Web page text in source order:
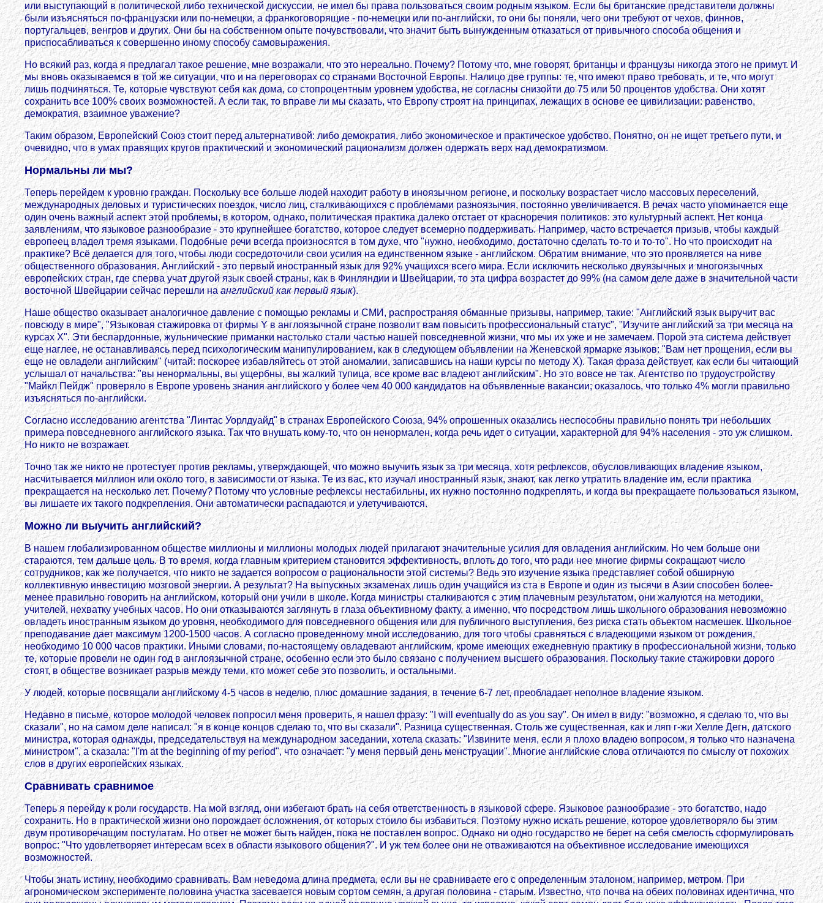
или выступающий в политической либо технической дискуссии, не имел бы права пользоваться своим родным языком. Если бы британские представители должны
были изъясняться по-французски или по-немецки, а франкоговорящие - по-немецки или по-английски, то они бы поняли, чего они требуют от чехов, финнов,
португальцев, венгров и других. Они бы на собственном опыте почувствовали, что значит быть вынужденным отказаться от привычного способа общения и
приспосабливаться к совершенно иному способу самовыражения.
Но всякий раз, когда я предлагал такое решение, мне возражали, что это нереально. Почему? Потому что, мне говорят, британцы и французы никогда этого не примут. И
мы вновь оказываемся в той же ситуации, что и на переговорах со странами Восточной Европы. Налицо две группы: те, что имеют право требовать, и те, что могут
лишь подчиняться. Те, которые чувствуют себя как дома, со стопроцентным уровнем удобства, не согласны снизойти до 75 или 50 процентов удобства. Они хотят
сохранить все 100% своих возможностей. А если так, то вправе ли мы сказать, что Европу строят на принципах, лежащих в основе ее цивилизации: равенство,
демократия, взаимное уважение?
Таким образом, Европейский Союз стоит перед альтернативой: либо демократия, либо экономическое и практическое удобство. Понятно, он не ищет третьего пути, и
очевидно, что в умах правящих кругов практический и экономический рационализм должен одержать верх над демократизмом.
Нормальны ли мы?
Теперь перейдем к уровню граждан. Поскольку все больше людей находит работу в иноязычном регионе, и поскольку возрастает число массовых переселений,
международных деловых и туристических поездок, число лиц, сталкивающихся с проблемами разноязычия, постоянно увеличивается. В речах часто упоминается еще
один очень важный аспект этой проблемы, в котором, однако, политическая практика далеко отстает от красноречия политиков: это культурный аспект. Нет конца
заявлениям, что языковое разнообразие - это крупнейшее богатство, которое следует всемерно поддерживать. Например, часто встречается призыв, чтобы каждый
европеец владел тремя языками. Подобные речи всегда произносятся в том духе, что "нужно, необходимо, достаточно сделать то-то и то-то". Но что происходит на
практике? Всё делается для того, чтобы люди сосредоточили свои усилия на единственном языке - английском. Обратим внимание, что это проявляется на ниве
общественного образования. Английский - это первый иностранный язык для 92% учащихся всего мира. Если исключить несколько двуязычных и многоязычных
европейских стран, где сперва учат другой язык своей страны, как в Финляндии и Швейцарии, то эта цифра возрастет до 99% (на самом деле даже в значительной части
восточной Швейцарии сейчас перешли наанглийский как первый язык).
Наше общество оказывает аналогичное давление с помощью рекламы и СМИ, распространяя обманные призывы, например, такие: "Английский язык выручит вас
повсюду в мире", "Языковая стажировка от фирмы Y в англоязычной стране позволит вам повысить профессиональный статус", "Изучите английский за три месяца на
курсах X". Эти беспардонные, жульнические приманки настолько стали частью нашей повседневной жизни, что мы их уже и не замечаем. Порой эта система действует
еще наглее, не останавливаясь перед психологическим манипулированием, как в следующем объявлении на Женевской ярмарке языков: "Вам нет прощения, если вы
еще не овладели английским" (читай: поскорее избавляйтесь от этой аномалии, записавшись на наши курсы по методу X). Такая фраза действует, как если бы читающий
услышал от начальства: "вы ненормальны, вы ущербны, вы жалкий тупица, все кроме вас владеют английским". Но это вовсе не так. Агентство по трудоустройству
"Майкл Пейдж" проверяло в Европе уровень знания английского у более чем 40 000 кандидатов на объявленные вакансии; оказалось, что только 4% могли правильно
изъясняться по-английски.
Согласно исследованию агентства "Линтас Уорлдуайд" в странах Европейского Союза, 94% опрошенных оказались неспособны правильно понять три небольших
примера повседневного английского языка. Так что внушать кому-то, что он ненормален, когда речь идет о ситуации, характерной для 94% населения - это уж слишком.
Но никто не возражает.
Точно так же никто не протестует против рекламы, утверждающей, что можно выучить язык за три месяца, хотя рефлексов, обусловливающих владение языком,
насчитывается миллион или около того, в зависимости от языка. Те из вас, кто изучал иностранный язык, знают, как легко утратить владение им, если практика
прекращается на несколько лет. Почему? Потому что условные рефлексы нестабильны, их нужно постоянно подкреплять, и когда вы прекращаете пользоваться языком,
вы лишаете их такого подкрепления. Они автоматически распадаются и улетучиваются.
Можно ли выучить английский?
В нашем глобализированном обществе миллионы и миллионы молодых людей прилагают значительные усилия для овладения английским. Но чем больше они
стараются, тем дальше цель. В то время, когда главным критерием становится эффективность, вплоть до того, что ради нее многие фирмы сокращают число
сотрудников, как же получается, что никто не задается вопросом о рациональности этой системы? Ведь это изучение языка представляет собой обширную
коллективную инвестицию мозговой энергии. А результат? На выпускных экзаменах лишь один учащийся из ста в Европе и один из тысячи в Азии способен более-
менее правильно говорить на английском, который они учили в школе. Когда министры сталкиваются с этим плачевным результатом, они жалуются на методики,
учителей, нехватку учебных часов. Но они отказываются заглянуть в глаза объективному факту, а именно, что посредством лишь школьного образования невозможно
овладеть иностранным языком до уровня, необходимого для повседневного общения или для публичного выступления, без риска стать объектом насмешек. Школьное
преподавание дает максимум 1200-1500 часов. А согласно проведенному мной исследованию, для того чтобы сравняться с владеющими языком от рождения,
необходимо 10 000 часов практики. Иными словами, по-настоящему овладевают английским, кроме имеющих ежедневную практику в профессиональной жизни, только
те, которые провели не один год в англоязычной стране, особенно если это было связано с получением высшего образования. Поскольку такие стажировки дорого
стоят, в обществе возникает разрыв между теми, кто может себе это позволить, и остальными.
У людей, которые посвящали английскому 4-5 часов в неделю, плюс домашние задания, в течение 6-7 лет, преобладает неполное владение языком.
Недавно в письме, которое молодой человек попросил меня проверить, я нашел фразу: "I will eventually do as you say". Он имел в виду: "возможно, я сделаю то, что вы
сказали", но на самом деле написал: "я в конце концов сделаю то, что вы сказали". Разница существенная. Столь же существенная, как и ляп г-жи Хелле Дегн, датского
министра, которая однажды, председательствуя на международном заседании, хотела сказать: "Извините меня, если я плохо владею вопросом, я только что назначена
министром", а сказала: "I'm at the beginning of my period", что означает: "у меня первый день менструации". Многие английские слова отличаются по смыслу от похожих
слов в других европейских языках.
Сравнивать сравнимое
Теперь я перейду к роли государств. На мой взгляд, они избегают брать на себя ответственность в языковой сфере. Языковое разнообразие - это богатство, надо
сохранить. Но в практической жизни оно порождает осложнения, от которых стоило бы избавиться. Поэтому нужно искать решение, которое удовлетворяло бы этим
двум противоречащим постулатам. Но ответ не может быть найден, пока не поставлен вопрос. Однако ни одно государство не берет на себя смелость сформулировать
вопрос: "Что удовлетворяет интересам всех в области языкового общения?". И уж тем более они не отваживаются на объективное исследование имеющихся
возможностей.
Чтобы знать истину, необходимо сравнивать. Вам неведома длина предмета, если вы не сравниваете его с определенным эталоном, например, метром. При
агрономическом эксперименте половина участка засевается новым сортом семян, а другая половина - старым. Известно, что почва на обеих половинах идентична, что